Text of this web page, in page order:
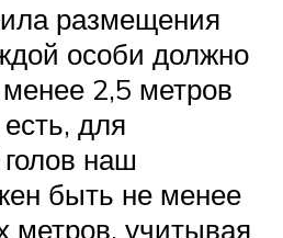
размещения
особи должно
2,5 метров
для
наш
быть не менее
метров, учитывая